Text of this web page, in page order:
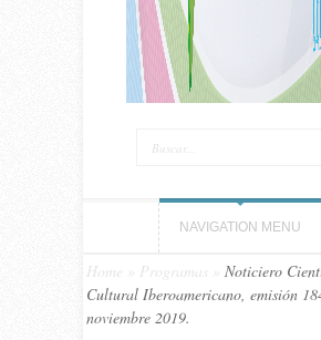
NAVIGATION MENU
Home Programas
Noticiero
Cultural Iberoamericano, emisión
noviembre 2019.